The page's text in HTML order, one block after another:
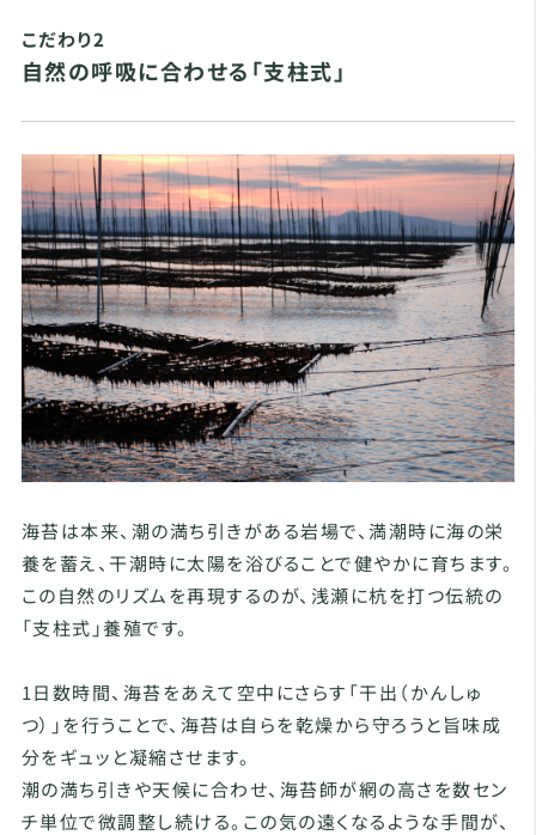
こだわり2
自然の呼吸に合わせる「支柱式」
海苔は本来、潮の満ち引きがある岩場で、満潮時に海の栄
養を蓄え、干潮時に太陽を浴びることで健やかに育ちます。
この自然のリズムを再現するのが、浅瀬に杭を打つ伝統の
「支柱式」養殖です。
1日数時間、海苔をあえて空中にさらす「干出（かんしゅ
つ）」を行うことで、海苔は自らを乾燥から守ろうと旨味成
分をギュッと凝縮させます。
潮の満ち引きや天候に合わせ、海苔師が網の高さを数セン
チ単位で微調整し続ける。この気の遠くなるような手間が、